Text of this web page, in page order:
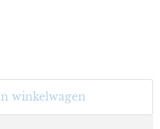
winkelwagen